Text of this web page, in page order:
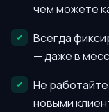
чем можете
Всегда
— даже в
Не
новыми